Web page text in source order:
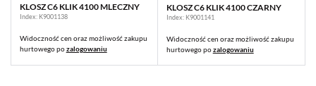
KLOSZ C6 KLIK 4100 MLECZNY
Index: K9001138
Widoczność cen oraz możliwość zakupu
hurtowego pozalogowaniu
KLOSZ C6 KLIK 4100 CZARNY
Index: K9001141
Widoczność cen oraz możliwość zakupu
hurtowego pozalogowaniu